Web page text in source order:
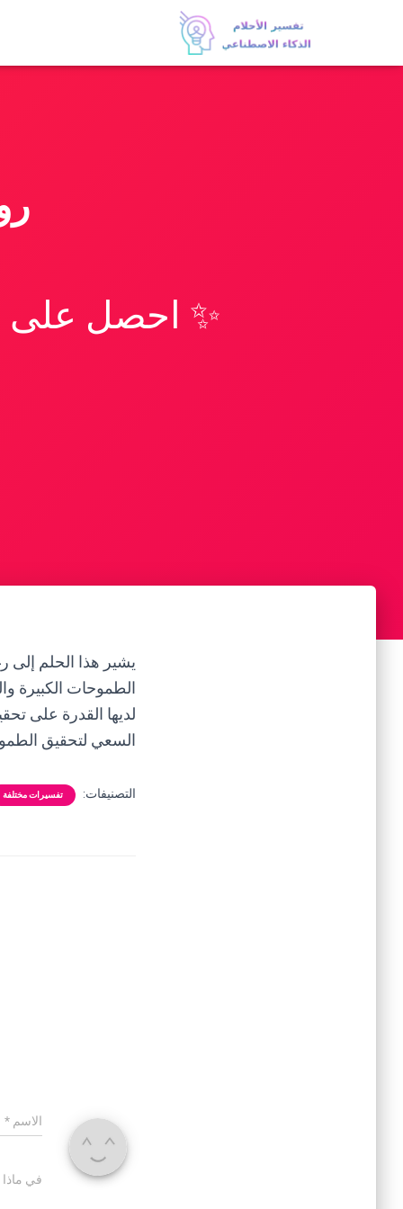
✨ احصل على
يشير هذا الحلم إلى
الطموحات الكبيرة
لديها القدرة على
السعي لتحقيق
التصنيفات: تفسيرات مختلفة
الاسم *
في